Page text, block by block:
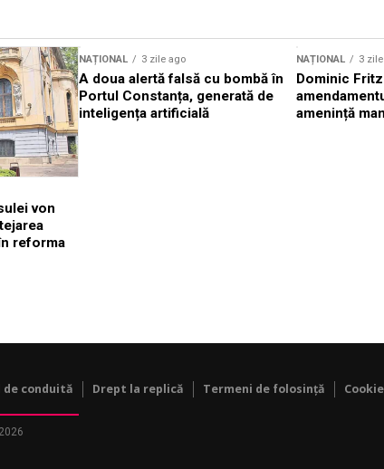
von
reforma
Sursă foto: Shutterstock
NAȚIONAL 3 zile ago
A doua alertă falsă cu bombă în
Portul Constanța, generată de
inteligența artificială
NAȚIONAL 3
Dominic
amenință
de conduită Drept la replică Termeni de folosință